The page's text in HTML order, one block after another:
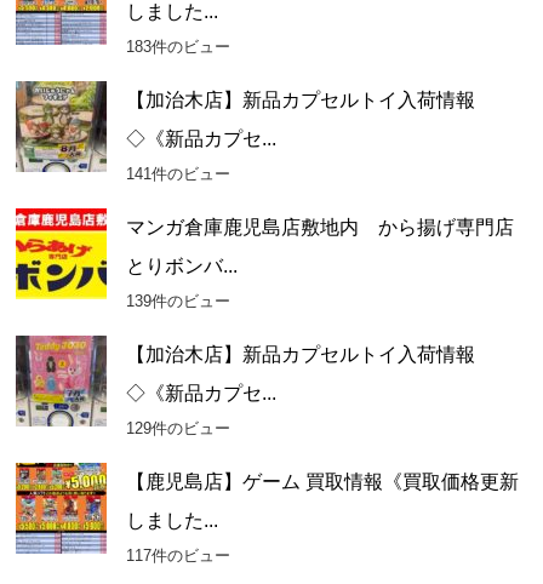
しました...
183件のビュー
【加治木店】新品カプセルトイ入荷情報
◇《新品カプセ...
141件のビュー
マンガ倉庫鹿児島店敷地内 から揚げ専門店
とりボンバ...
139件のビュー
【加治木店】新品カプセルトイ入荷情報
◇《新品カプセ...
129件のビュー
【鹿児島店】ゲーム 買取情報《買取価格更新
しました...
117件のビュー